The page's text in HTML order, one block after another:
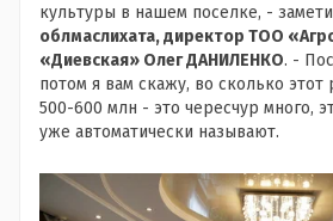
культуры в нашем поселке, -
облмаслихата, директор ТОО
«Диевская» Олег ДАНИЛЕНКО. -
потом я вам скажу, во сколько
500-600 млн - это чересчур много,
уже автоматически называют.